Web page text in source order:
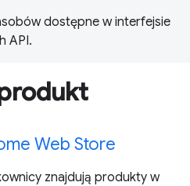
dostępne w interfejsie
API.
Web Store
znajdują produkty w